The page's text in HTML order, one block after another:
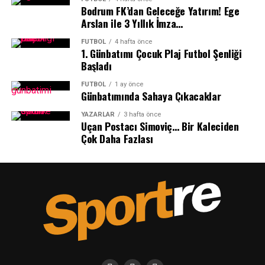
Ezgi Başıtek’in koordinatörlüğünü ve sunuculuğunu
yaptığı gece, Sportre Dergisi Genel Yayın Yönetmeni
Abdulkadir Sevindik’in konuşmasıyla başladı.
Sevindik, “Ortaya koydukları maddi-manevi emekle bu
Bodrum FK’dan Geleceğe Yatırım! Ege
Arslan ile 3 Yıllık İmza…
FUTBOL 4 hafta önce
1.⁠ ⁠Günbatımı Çocuk Plaj Futbol Şenliği
Başladı
FUTBOL 1 ay önce
Günbatımında Sahaya Çıkacaklar
YAZARLAR 3 hafta önce
Uçan Postacı Simoviç… Bir Kaleciden
Çok Daha Fazlası